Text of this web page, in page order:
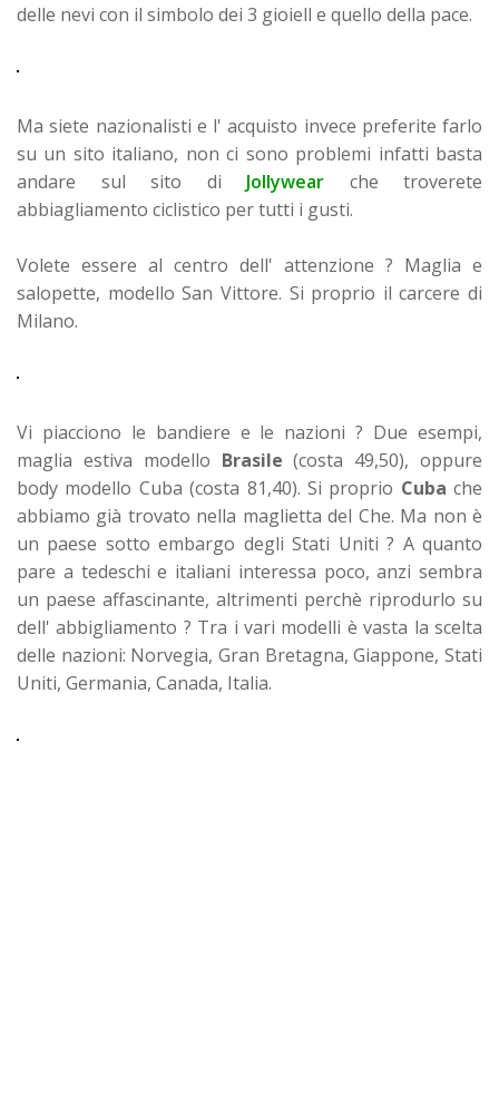
delle nevi con il simbolo dei 3 gioiell e quello della pace.
Ma siete nazionalisti e l' acquisto invece preferite farlo
su un sito italiano, non ci sono problemi infatti basta
andare sul sito di Jollywear che troverete
abbiagliamento ciclistico per tutti i gusti.
Volete essere al centro dell' attenzione ? Maglia e
salopette, modello San Vittore. Si proprio il carcere di
Milano.
Vi piacciono le bandiere e le nazioni ? Due esempi,
maglia estiva modello Brasile(costa 49,50), oppure
body modello Cuba (costa 81,40). Si proprio Cuba che
abbiamo già trovato nella maglietta del Che. Ma non è
un paese sotto embargo degli Stati Uniti ? A quanto
pare a tedeschi e italiani interessa poco, anzi sembra
un paese affascinante, altrimenti perchè riprodurlo su
dell' abbigliamento ? Tra i vari modelli è vasta la scelta
delle nazioni: Norvegia, Gran Bretagna, Giappone, Stati
Uniti, Germania, Canada, Italia.